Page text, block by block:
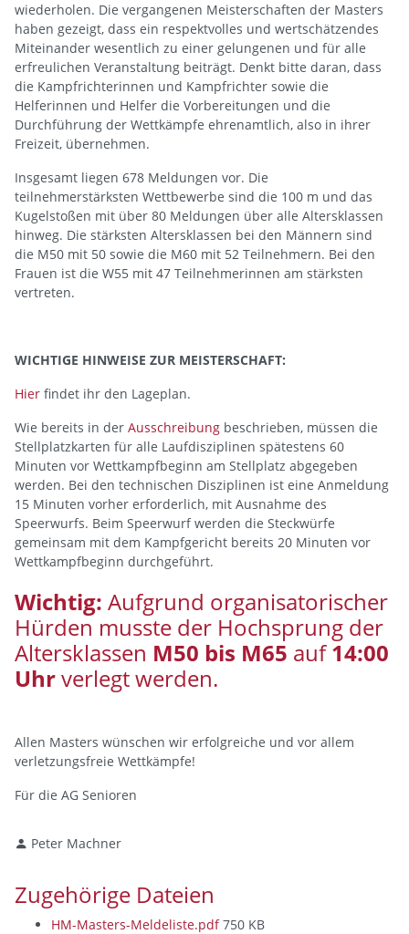
wiederholen. Die vergangenen Meisterschaften der Masters
haben gezeigt, dass ein respektvolles und wertschätzendes
Miteinander wesentlich zu einer gelungenen und für alle
erfreulichen Veranstaltung beiträgt. Denkt bitte daran, dass
die Kampfrichterinnen und Kampfrichter sowie die
Helferinnen und Helfer die Vorbereitungen und die
Durchführung der Wettkämpfe ehrenamtlich, also in ihrer
Freizeit, übernehmen.
Insgesamt liegen 678 Meldungen vor. Die
teilnehmerstärksten Wettbewerbe sind die 100 m und das
Kugelstoßen mit über 80 Meldungen über alle Altersklassen
hinweg. Die stärksten Altersklassen bei den Männern sind
die M50 mit 50 sowie die M60 mit 52 Teilnehmern. Bei den
Frauen ist die W55 mit 47 Teilnehmerinnen am stärksten
vertreten.
WICHTIGE HINWEISE ZUR MEISTERSCHAFT:
Hier findet ihr den Lageplan.
Wie bereits in der Ausschreibung beschrieben, müssen die
Stellplatzkarten für alle Laufdisziplinen spätestens 60
Minuten vor Wettkampfbeginn am Stellplatz abgegeben
werden. Bei den technischen Disziplinen ist eine Anmeldung
15 Minuten vorher erforderlich, mit Ausnahme des
Speerwurfs. Beim Speerwurf werden die Steckwürfe
gemeinsam mit dem Kampfgericht bereits 20 Minuten vor
Wettkampfbeginn durchgeführt.
Wichtig: Aufgrund organisatorischer
Hürden musste der Hochsprung der
Altersklassen M50 bis M65 auf14:00
Uhrverlegt werden.
Allen Masters wünschen wir erfolgreiche und vor allem
verletzungsfreie Wettkämpfe!
Für die AG Senioren
Peter Machner
Zugehörige Dateien
HM-Masters-Meldeliste.pdf750 KB